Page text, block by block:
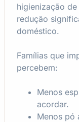
higienização
redução
doméstico.
Famílias que
percebem:
Menos
acordar.
Menos pó